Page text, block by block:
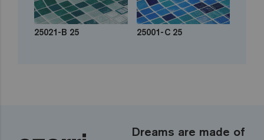
25021-B 25 25001-C 25
Dreams are made of